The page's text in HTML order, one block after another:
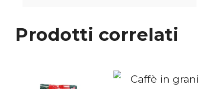
Prodotti correlati